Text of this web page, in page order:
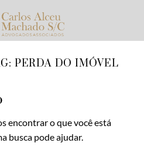
PERDA DO IMÓVEL
encontrar o que você está
busca pode ajudar.